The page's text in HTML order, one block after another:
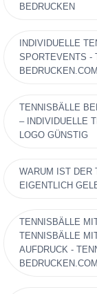
BEDRUCKEN
INDIVIDUELLE
SPORTEVENTS -
BEDRUCKEN.COM
TENNISBÄLLE
– INDIVIDUELLE
LOGO GÜNSTIG
WARUM IST DER
EIGENTLICH
TENNISBÄLLE
TENNISBÄLLE
AUFDRUCK -
BEDRUCKEN.COM